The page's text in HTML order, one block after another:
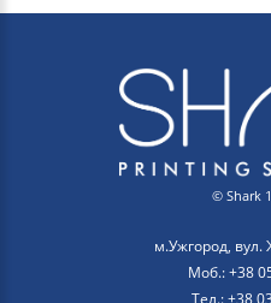
© Shark
м.Ужгород, вул.
Моб.: +38